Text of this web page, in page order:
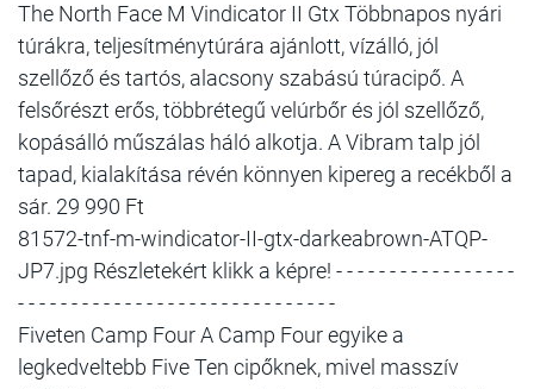
The North Face M Vindicator II Gtx Többnapos nyári
túrákra, teljesítménytúrára ajánlott, vízálló, jól
szellőző és tartós, alacsony szabású túracipő. A
felsőrészt erős, többrétegű velúrbőr és jól szellőző,
kopásálló műszálas háló alkotja. A Vibram talp jól
tapad, kialakítása révén könnyen kipereg a recékből a
sár. 29 990 Ft
81572-tnf-m-windicator-II-gtx-darkeabrown-ATQP-
JP7.jpg Részletekért klikk a képre! - - - - - - - - - - - - - - - - -
- - - - - - - - - - - - - - - - - - - - - - - - - - - - - -
Fiveten Camp Four A Camp Four egyike a
legkedveltebb Five Ten cipőknek, mivel masszív